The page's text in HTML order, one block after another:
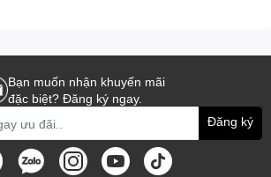
Bạn muốn nhận khuyến mãi
đặc biệt? Đăng ký ngay.
Đăng ký